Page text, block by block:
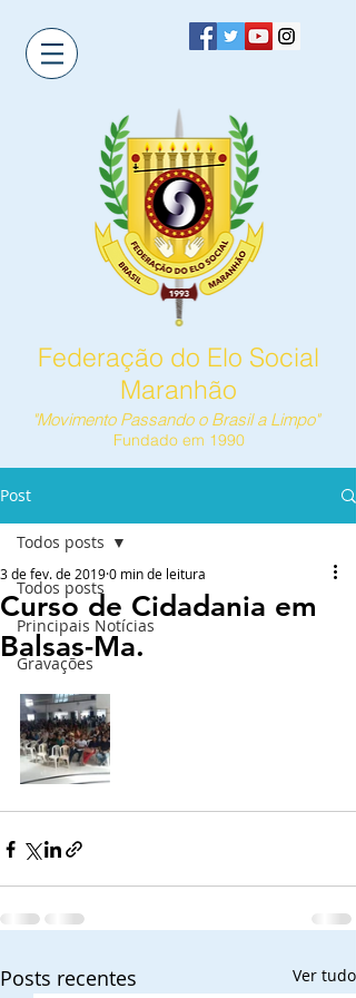
Federação do Elo Social
Maranhão
"Movimento Passando o Brasil a Limpo"
Fundado em 1990
Post
Todos posts
Principais Notícias
Gravações
Todos posts
Curso de Cidadania em
Balsas-Ma.
3 de fev. de 20190 min de leitura
Posts recentes Ver tudo